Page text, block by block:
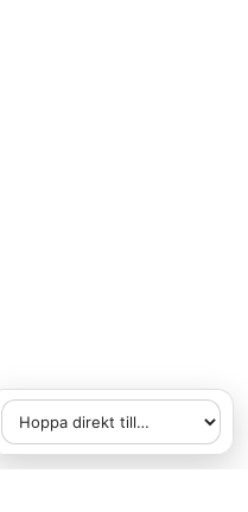
Hoppa direkt till
När du väljer ett alternativ